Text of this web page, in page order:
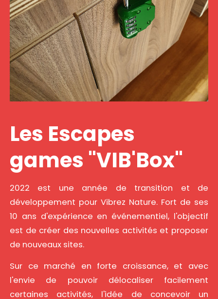
Les Escapes
games "VIB'Box"
2022 est une année de transition et de
développement pour Vibrez Nature. Fort de ses
10 ans d'expérience en événementiel, l'objectif
est de créer des nouvelles activités et proposer
de nouveaux sites.
Sur ce marché en forte croissance, et avec
l'envie de pouvoir délocaliser facilement
certaines activités, l'idée de concevoir un